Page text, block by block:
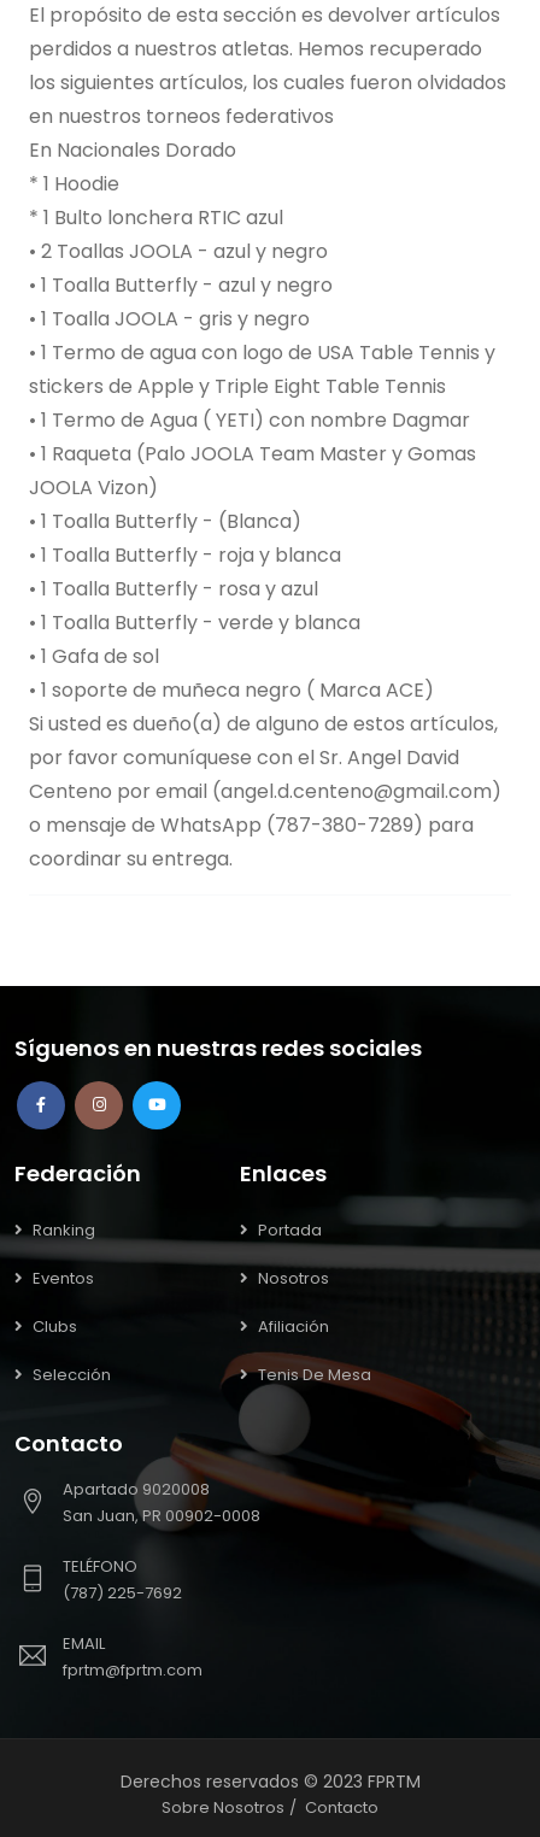
El propósito de esta sección es devolver artículos
perdidos a nuestros atletas. Hemos recuperado
los siguientes artículos, los cuales fueron olvidados
en nuestros torneos federativos
En Nacionales Dorado
* 1 Hoodie
* 1 Bulto lonchera RTIC azul
• 2 Toallas JOOLA - azul y negro
• 1 Toalla Butterfly - azul y negro
• 1 Toalla JOOLA - gris y negro
• 1 Termo de agua con logo de USA Table Tennis y
stickers de Apple y Triple Eight Table Tennis
• 1 Termo de Agua ( YETI) con nombre Dagmar
• 1 Raqueta (Palo JOOLA Team Master y Gomas
JOOLA Vizon)
• 1 Toalla Butterfly - (Blanca)
• 1 Toalla Butterfly - roja y blanca
• 1 Toalla Butterfly - rosa y azul
• 1 Toalla Butterfly - verde y blanca
• 1 Gafa de sol
• 1 soporte de muñeca negro ( Marca ACE)
Si usted es dueño(a) de alguno de estos artículos,
por favor comuníquese con el Sr. Angel David
Centeno por email (angel.d.centeno@gmail.com)
o mensaje de WhatsApp (787-380-7289) para
coordinar su entrega.
Síguenos en nuestras redes sociales
Federación
Ranking
Eventos
Clubs
Selección
Enlaces
Portada
Nosotros
Afiliación
Tenis De Mesa
Contacto
Apartado 9020008
San Juan, PR 00902-0008
TELÉFONO
(787) 225-7692
EMAIL
fprtm@fprtm.com
Derechos reservados © 2023 FPRTM
Sobre Nosotros Contacto